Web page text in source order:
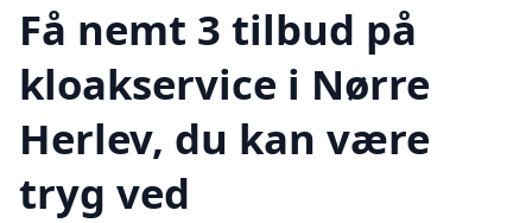
Få nemt 3 tilbud på
kloakservice i Nørre
Herlev, du kan være
tryg ved